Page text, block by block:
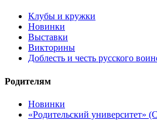
Клубы и кружки
Новинки
Выставки
Викторины
Доблесть и честь русского
Родителям
Новинки
«Родительский университет»